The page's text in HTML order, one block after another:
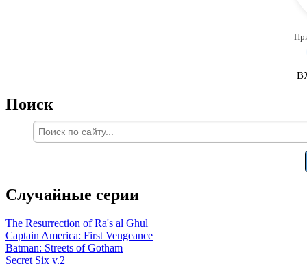
Поиск
Случайные серии
The Resurrection of Ra's al Ghul
Captain America: First Vengeance
Batman: Streets of Gotham
Secret Six v.2